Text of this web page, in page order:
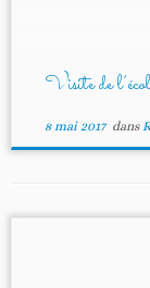
Visite de
8 mai 2017dans